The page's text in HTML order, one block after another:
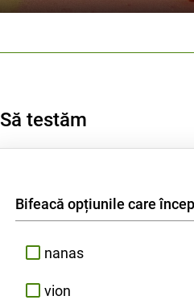
Să testăm
Bifeacă opțiunile care
nanas
vion